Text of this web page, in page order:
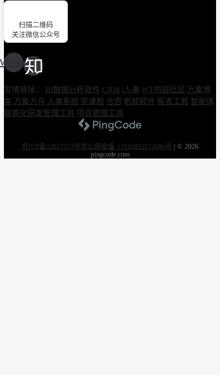
扫描二维码
关注微信公众号
Weixin
友情链接： BI数据分析软件 CRM i人事 WT内容社区 万象博
客 万象方舟 人事系统 党课帮 合思 帆软软件 报表工具 智能体
智能化研发管理工具 项目管理工具
京ICP备13017353号京公网安备 11010802032686号 | © 2026
pingcode.com